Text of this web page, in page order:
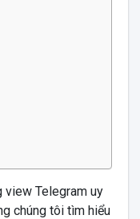
view Telegram uy
chúng tôi tìm hiểu